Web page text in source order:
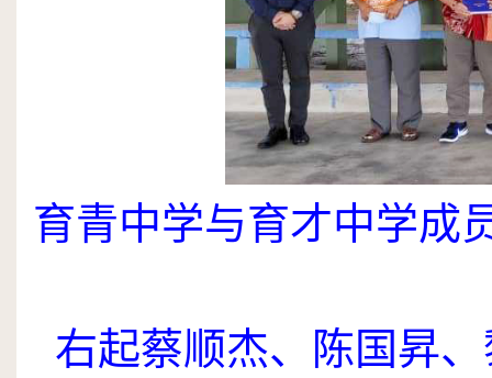
育青中学与育才中学成
右起蔡顺杰、陈国昇